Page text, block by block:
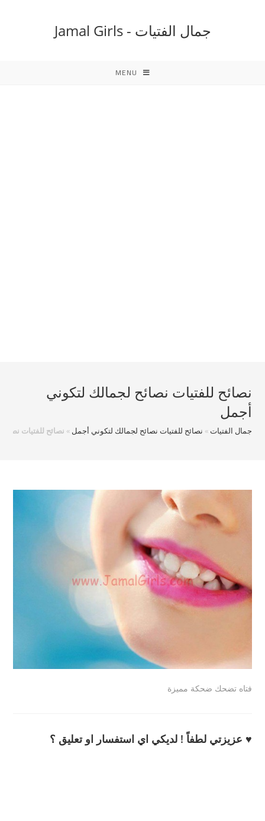
جمال الفتيات - Jamal Girls
MENU
نصائح للفتيات نصائح لجمالك لتكوني
أجمل
جمال الفتيات» نصائح للفتيات نصائح لجمالك لتكوني أجمل » نصائح للفتيات
فتاه تضحك ضحكة مميزة
♥ عزيزتي لطفاً ! لديكي اي استفسار او تعليق ؟